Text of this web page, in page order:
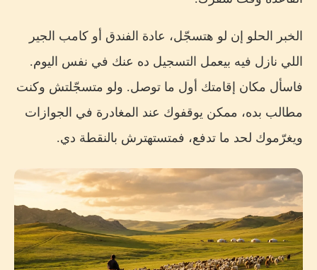
الخبر الحلو إن لو هتسجّل، عادة الفندق أو كامب الجير
اللي نازل فيه بيعمل التسجيل ده عنك في نفس اليوم.
فاسأل مكان إقامتك أول ما توصل. ولو متسجّلتش وكنت
مطالب بده، ممكن يوقفوك عند المغادرة في الجوازات
ويغرّموك لحد ما تدفع، فمتستهترش بالنقطة دي.